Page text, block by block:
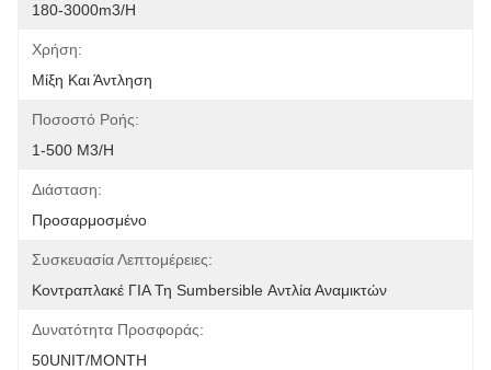
180-3000m3/h
Χρήση:
Μίξη Και Άντληση
Ποσοστό Ροής:
1-500 M3/h
Διάσταση:
Προσαρμοσμένο
Συσκευασία Λεπτομέρειες:
Κοντραπλακέ ΓΙΑ Τη Sumbersible Αντλία Αναμικτών
Δυνατότητα Προσφοράς:
50UNIT/MONTH